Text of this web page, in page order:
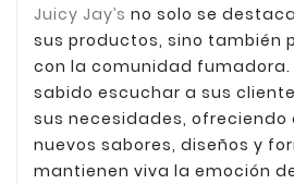
Juicy Jay’s no solo se
sus productos, sino también
con la comunidad fumadora.
sabido escuchar a sus
sus necesidades,
nuevos sabores, diseños y
mantienen viva la emoción